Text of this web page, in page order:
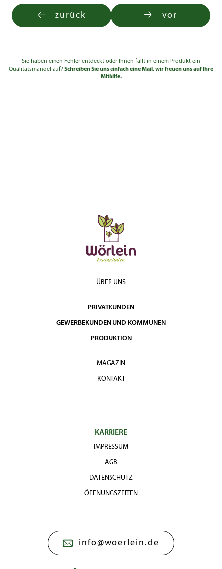
zurück vor
Sie haben einen Fehler entdeckt oder Ihnen fällt in einem Produkt ein
Qualitätsmangel auf?Schreiben Sie uns einfach eine Mail, wir freuen uns auf Ihre
Mithilfe.
ÜBER UNS
PRIVATKUNDEN
GEWERBEKUNDEN UND KOMMUNEN
PRODUKTION
MAGAZIN
KONTAKT
KARRIERE
IMPRESSUM
AGB
DATENSCHUTZ
ÖFFNUNGSZEITEN
info@woerlein.de